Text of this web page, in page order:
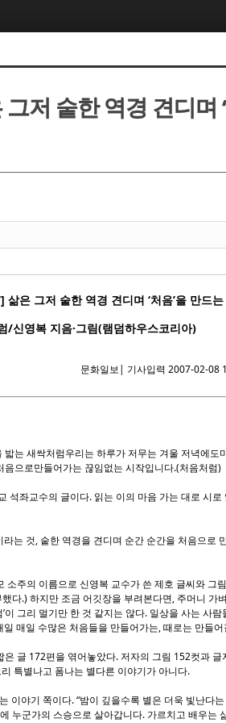
저 숱한 역경 견디며
은 그저 숱한 역경 견디며 ‘처음’을 만드는
/신영복 지음·그림(램덤하우스코리아)
문화일보| 기사입력 2007-02-08
는 새싹처럼우리는 하루가 저무는 겨울 저녁에도
으로만들어가는 끊임없는 시작입니다.(처음처럼)
석좌교수의 글이다. 읽는 이의 마음 가는 대로 시
는 것, 숱한 역경을 견디며 순간 순간을 처음으로
소주의 이름으로 신영복 교수가 쓴 제호 글씨와 그
다.) 하지만 조금 어깃장을 부려본다면, 주머니 가
이 그리 멀기만 한 것 같지는 않다. 일상을 사는 사
매일 수많은 처음들을 만들어가는, 때로는 만들
은 글 172편을 엮어놓았다. 저자의 그림 152컷과
특별나고 폼나는 별다른 이야기가 아니다.
이야기 쪽이다. “밤이 깊을수록 별은 더욱 빛난다
누군가의 스승으로 살아갑니다. 가르치고 배우는